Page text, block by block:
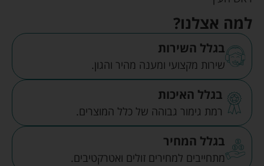
למה אצלנו?
בגלל השירות
שירות מקצועי ומענה מהיר והגון.
בגלל האיכות
רמת גימור גבוהה של כלל המוצרים.
בגלל המחיר
מתחייבים למחירים זולים ואטרקטיבים.